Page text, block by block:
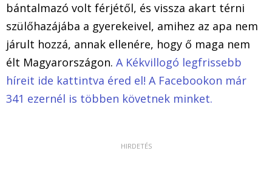
bántalmazó volt férjétől, és vissza akart térni
szülőhazájába a gyerekeivel, amihez az apa nem
járult hozzá, annak ellenére, hogy ő maga nem
élt Magyarországon. A Kékvillogó legfrissebb
híreit ide kattintva éred el! A Facebookon már
341 ezernél is többen követnek minket.